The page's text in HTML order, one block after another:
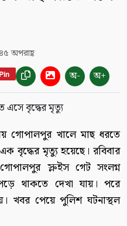
অপরাহ্ণ
Pin অ- অ+
গোপালপুর খালে মাছ ধরতে
বৃদ্ধের মৃত্যু হয়েছে। রবিবার
স্লুইস গেট সংলগ্ন
থাকতে দেখা যায়। পরে
খবর পেয়ে পুলিশ ঘটনাস্থল